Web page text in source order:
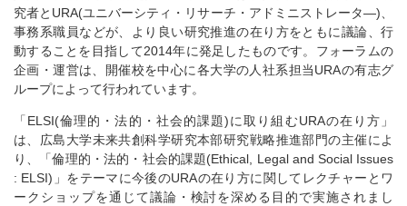
究者とURA(ユニバーシティ・リサーチ・アドミニストレータ―)、
事務系職員などが、より良い研究推進の在り方をともに議論、行
動することを目指して2014年に発足したものです。フォーラムの
企画・運営は、開催校を中心に各大学の人社系担当URAの有志グ
ループによって行われています。
「ELSI(倫理的・法的・社会的課題)に取り組むURAの在り方」
は、広島大学未来共創科学研究本部研究戦略推進部門の主催によ
り、「倫理的・法的・社会的課題(Ethical, Legal and Social Issues
: ELSI)」をテーマに今後のURAの在り方に関してレクチャーとワ
ークショップを通じて議論・検討を深める目的で実施されまし